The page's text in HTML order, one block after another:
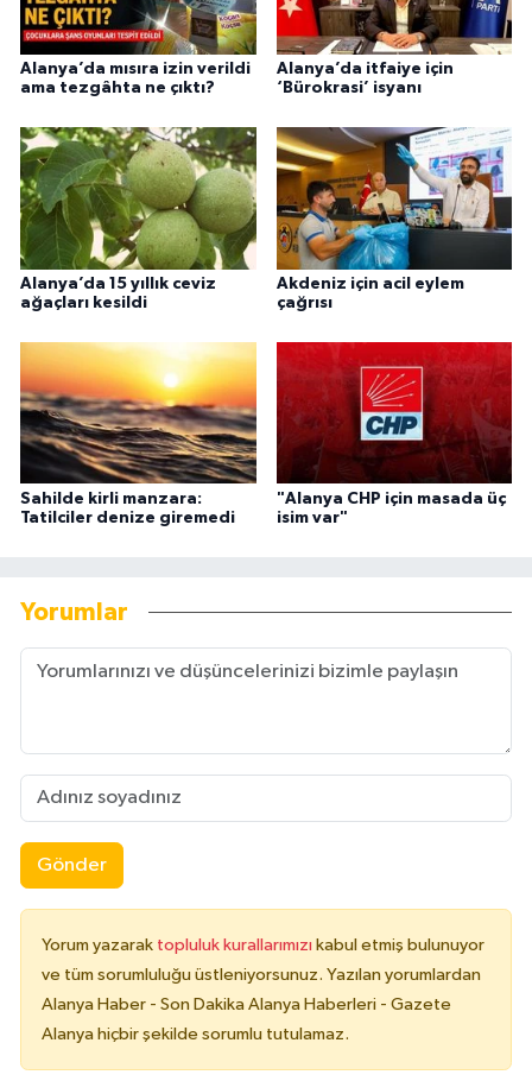
Alanya’da mısıra izin verildi
ama tezgâhta ne çıktı?
Alanya’da itfaiye için
‘Bürokrasi’ isyanı
Alanya’da 15 yıllık ceviz
ağaçları kesildi
Akdeniz için acil eylem
çağrısı
Sahilde kirli manzara:
Tatilciler denize giremedi
"Alanya CHP için masada üç
isim var"
Yorumlar
Gönder
Yorum yazarak topluluk kurallarımızı kabul etmiş bulunuyor
ve tüm sorumluluğu üstleniyorsunuz. Yazılan yorumlardan
Alanya Haber - Son Dakika Alanya Haberleri - Gazete
Alanya hiçbir şekilde sorumlu tutulamaz.